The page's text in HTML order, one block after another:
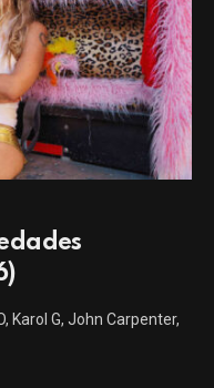
Karol G, John Carpenter,